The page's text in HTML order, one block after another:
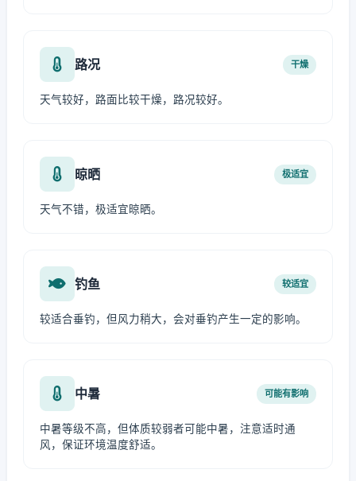
路况 干燥
天气较好，路面比较干燥，路况较好。
晾晒 极适宜
天气不错，极适宜晾晒。
钓鱼 较适宜
较适合垂钓，但风力稍大，会对垂钓产生一定的影响。
中暑 可能有影响
中暑等级不高，但体质较弱者可能中暑，注意适时通
风，保证环境温度舒适。